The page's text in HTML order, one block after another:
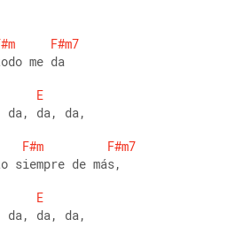
F#m7
me da
E
da, da, da,
F#m
F#m7
siempre de más,
E
da, da, da,